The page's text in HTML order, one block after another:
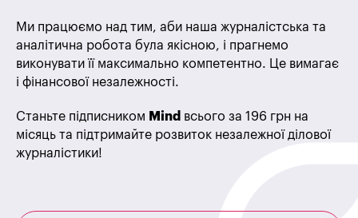
Ми працюємо над тим, аби наша журналістська та
аналітична робота була якісною, і прагнемо
виконувати її максимально компетентно. Це вимагає
і фінансової незалежності.
Станьте підписником Mind всього за 196 грн на
місяць та підтримайте розвиток незалежної ділової
журналістики!